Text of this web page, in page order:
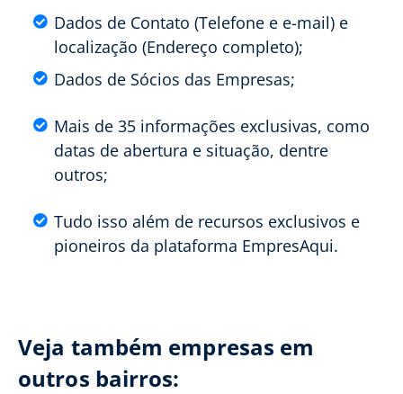
Dados de Contato (Telefone e e-mail) e
localização (Endereço completo);
Dados de Sócios das Empresas;
Mais de 35 informações exclusivas, como
datas de abertura e situação, dentre
outros;
Tudo isso além de recursos exclusivos e
pioneiros da plataforma EmpresAqui.
Veja também empresas em
outros bairros: